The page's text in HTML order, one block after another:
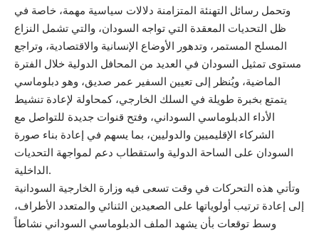
وتحمل رسائل التهنئة المتزامنة دلالات سياسية مهمة، خاصة في
ظل التحديات المعقدة التي تواجه السودان، والتي تشمل النزاع
المسلح المستمر، وتدهور الأوضاع الإنسانية والاقتصادية، وتراجع
مستوى تمثيل السودان في العديد من المحافل الدولية خلال الفترة
الماضية، ويُنظر إلى تعيين السفير عمر صديق، وهو دبلوماسي
يتمتع بخبرة طويلة في السلك الخارجي، كمحاولة لإعادة تنشيط
الأداء الدبلوماسي السوداني، وفتح قنوات جديدة للتواصل مع
الشركاء الإقليميين والدوليين، بما يسهم في إعادة بناء صورة
السودان على الساحة الدولية واستقطاب دعم لمواجهة التحديات
الداخلية.
وتأتي هذه التحركات في وقت تسعى فيه وزارة الخارجية السودانية
إلى إعادة ترتيب أولوياتها على الصعيدين الثنائي والمتعدد الأطراف،
وسط توقعات بأن يشهد الملف الدبلوماسي السوداني نشاطاً